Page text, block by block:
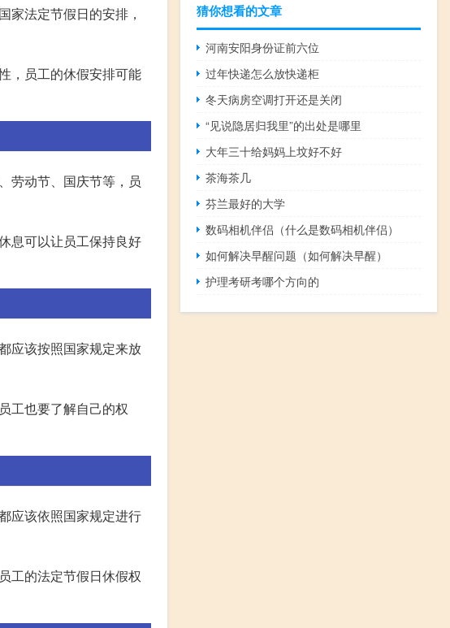
家法定节假日的安排，
，员工的休假安排可能
劳动节、国庆节等，员
息可以让员工保持良好
应该按照国家规定来放
工也要了解自己的权
应该依照国家规定进行
工的法定节假日休假权
猜你想看的文章
河南安阳身份证前六位
过年快递怎么放快递柜
冬天病房空调打开还是关闭
“见说隐居归我里”的出处是哪里
大年三十给妈妈上坟好不好
茶海茶几
芬兰最好的大学
数码相机伴侣（什么是数码相机伴侣）
如何解决早醒问题（如何解决早醒）
护理考研考哪个方向的